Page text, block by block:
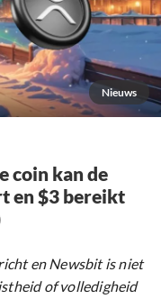
Nieuws
coin kan de
en $3 bereikt
en Newsbit is niet
of volledigheid